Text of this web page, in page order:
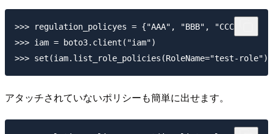
>>> regulation_policyes = {"AAA", "BBB", "CCC"}
>>> iam = boto3.client("iam")
アタッチされていないポリシーも簡単に出せます。